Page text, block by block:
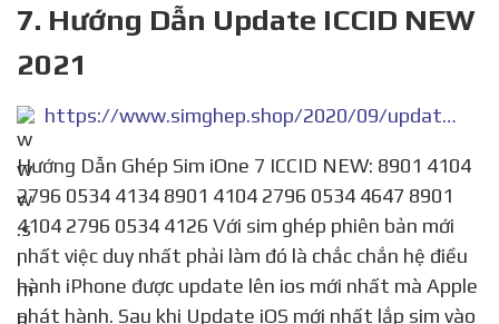
7. Hướng Dẫn Update ICCID NEW
2021
https://www.simghep.shop/2020/09/update-iccid-new.html
Hướng Dẫn Ghép Sim iOne 7 ICCID NEW: 8901 4104
2796 0534 4134 8901 4104 2796 0534 4647 8901
4104 2796 0534 4126 Với sim ghép phiên bản mới
nhất việc duy nhất phải làm đó là chắc chắn hệ điều
hành iPhone được update lên ios mới nhất mà Apple
phát hành. Sau khi Update iOS mới nhất lắp sim vào